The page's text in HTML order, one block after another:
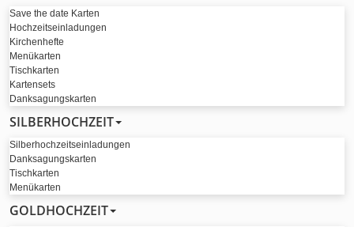
Save the date Karten
Hochzeitseinladungen
Kirchenhefte
Menükarten
Tischkarten
Kartensets
Danksagungskarten
SILBERHOCHZEIT
Silberhochzeitseinladungen
Danksagungskarten
Tischkarten
Menükarten
GOLDHOCHZEIT